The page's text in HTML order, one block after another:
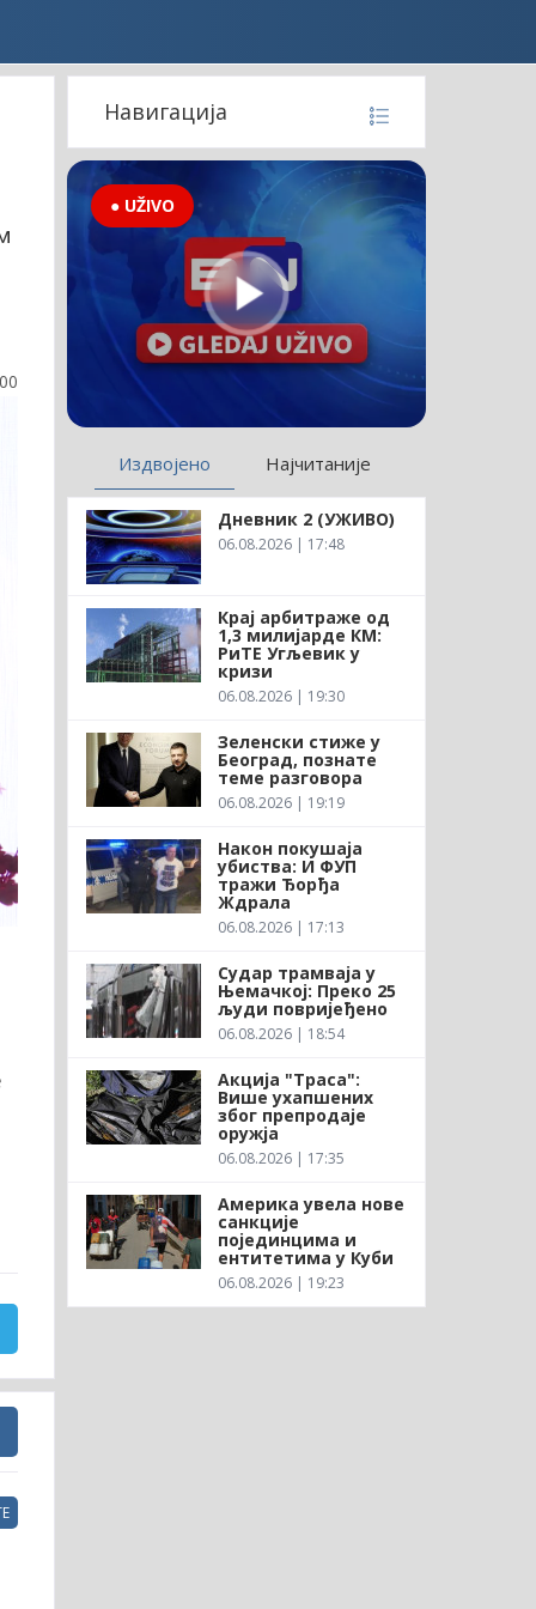
Навигација
● UŽIVO
Издвојено Најчитаније
Дневник 2 (УЖИВО)
06.08.2026 | 17:48
Крај арбитраже од
1,3 милијарде КМ:
РиТЕ Угљевик у
кризи
06.08.2026 | 19:30
Зеленски стиже у
Београд, познате
теме разговора
06.08.2026 | 19:19
Након покушаја
убиства: И ФУП
тражи Ђорђа
Ждрала
06.08.2026 | 17:13
Судар трамваја у
Њемачкој: Преко 25
људи повријеђено
06.08.2026 | 18:54
Акција "Траса":
Више ухапшених
због препродаје
оружја
06.08.2026 | 17:35
Америка увела нове
санкције
појединцима и
ентитетима у Куби
06.08.2026 | 19:23